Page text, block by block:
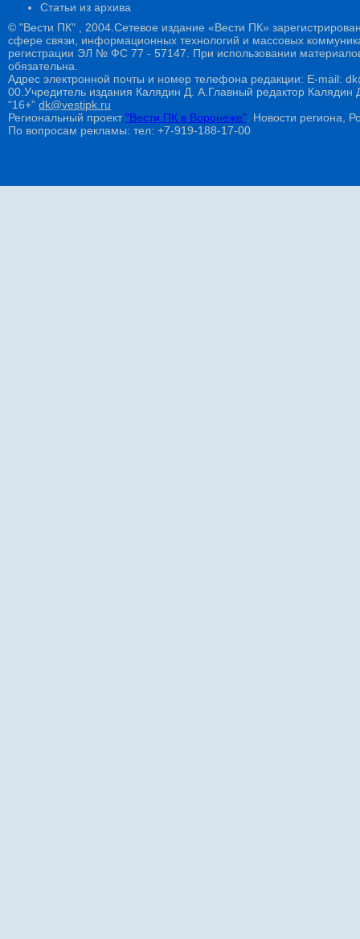
Статьи из архива
© "Вести ПК" , 2004.Сетевое издание «Вести ПК»
сфере связи, информационных технологий и массовых
регистрации ЭЛ № ФС 77 - 57147. При использовании
обязательна.
Адрес электронной почты и номер телефона редакции: E-mail:
00.Учредитель издания Калядин Д. А.Главный редактор
“16+” dk@vestipk.ru
Региональный проект"Вести ПК в Воронеже" . Новости региона,
По вопросам рекламы: тел: +7-919-188-17-00